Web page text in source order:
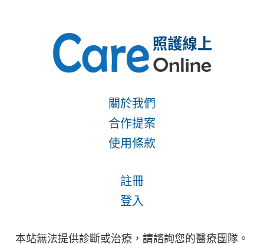
關於我們
合作提案
使用條款
註冊
登入
本站無法提供診斷或治療，請諮詢您的醫療團隊。